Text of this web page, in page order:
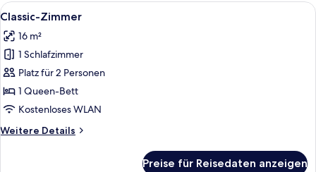
Alle
Fotos
für
Classic-
Zimmer
anzeigen
Ein Hotelzimmer mit einem großen
6
Classic-Zimmer
16 m²
1 Schlafzimmer
Platz für 2 Personen
1 Queen-Bett
Kostenloses WLAN
Weitere Details
Weitere
Preise für Reisedaten anzeigen